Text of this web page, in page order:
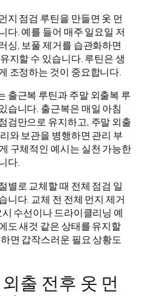
지 점검 루틴을 만들면 옷 먼
다. 예를 들어 매주 일요일 저
싱, 보풀 제거를 습관화하면
지할 수 있습니다. 루틴은 생
조정하는 것이 중요합니다.
출근복 루틴과 주말 외출복 루
습니다. 출근복은 매일 아침
검만으로 유지하고, 주말 외출
와 보관을 병행하면 관리 부
구체적인 예시는 실천 가능한
다.
별로 교체할 때 전체 점검 일
니다. 교체 전 전체 먼지 제거
수선이나 드라이클리닝 예
도 새것 같은 상태를 유지할
면 갑작스러운 필요 상황도
출 전후 옷 먼